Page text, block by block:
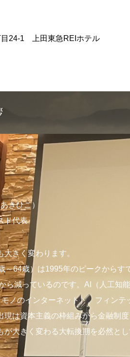
24-1 上田東急REIホテル
きひこ）
ト代表
きく変わります。
～64歳）は1995年のピークからす
ら減っているのです。AI（人工知能
ノのインターネット）、フィンテ
現は資本主義の枠組みから金融制
が大きく変わる大転換期を必然とし